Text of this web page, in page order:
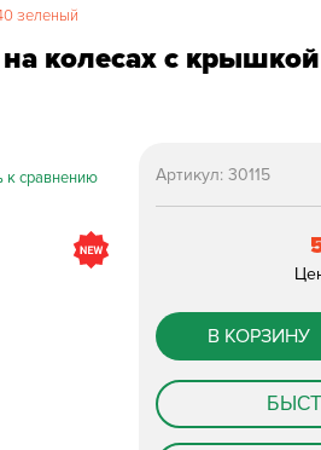
зеленый
колесах с крышкой
Артикул:30115
В КОРЗИНУ